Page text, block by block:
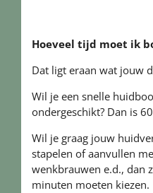
Hoeveel tijd moet ik
Dat ligt eraan wat jouw
Wil je een snelle
ondergeschikt? Dan is
Wil je graag jouw
stapelen of aanvullen
wenkbrauwen e.d., dan
minuten moeten kiezen.